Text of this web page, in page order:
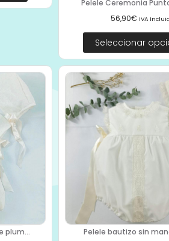
Pelele Ceremonia
56,90€ IVA
Seleccionar
plum...
Pelele bautizo sin